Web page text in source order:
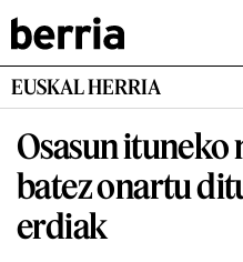
EUSKAL HERRIA
Osasun ituneko
batez onartu
erdiak